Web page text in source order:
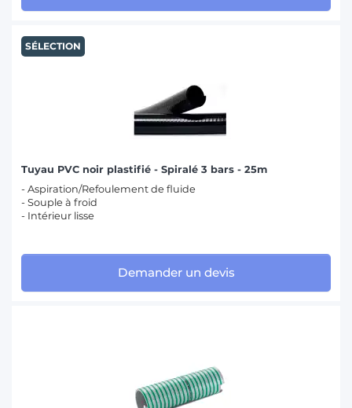
SÉLECTION
Tuyau PVC noir plastifié - Spiralé 3 bars - 25m
- Aspiration/Refoulement de fluide
- Souple à froid
- Intérieur lisse
Demander un devis